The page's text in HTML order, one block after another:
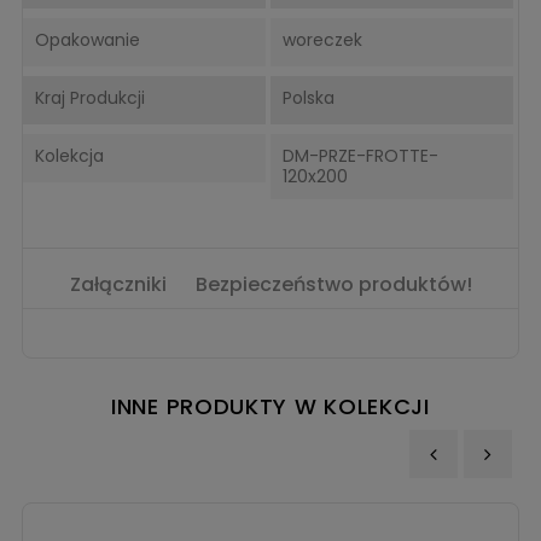
Opakowanie woreczek
Kraj Produkcji Polska
Kolekcja
DM-PRZE-FROTTE-
120x200
Załączniki Bezpieczeństwo produktów!
INNE PRODUKTY W KOLEKCJI